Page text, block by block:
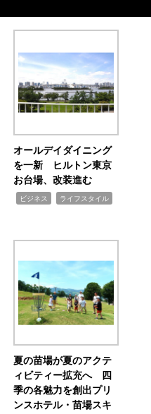
オールデイダイニング
を一新 ヒルトン東京
お台場、改装進む
ビジネス ライフスタイル
夏の苗場が夏のアクテ
ィビティー拡充へ 四
季の各魅力を創出プリ
ンスホテル・苗場スキ